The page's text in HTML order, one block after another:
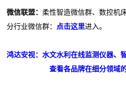
微信联盟：柔性智造微信群、数控机
分行业微信群：
点击这里进入。
鸿达安视：水文水利在线监测仪器、
查看各品牌在细分领域